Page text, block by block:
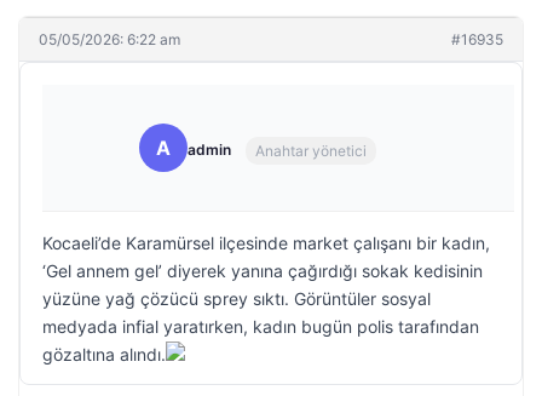
05/05/2026: 6:22 am #16935
A admin Anahtar yönetici
Kocaeli’de Karamürsel ilçesinde market çalışanı bir kadın,
‘Gel annem gel’ diyerek yanına çağırdığı sokak kedisinin
yüzüne yağ çözücü sprey sıktı. Görüntüler sosyal
medyada infial yaratırken, kadın bugün polis tarafından
gözaltına alındı.